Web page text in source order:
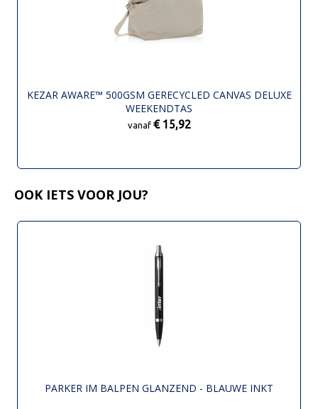
KEZAR AWARE™ 500GSM GERECYCLED CANVAS DELUXE
WEEKENDTAS
vanaf € 15,92
OOK IETS VOOR JOU?
PARKER IM BALPEN GLANZEND - BLAUWE INKT